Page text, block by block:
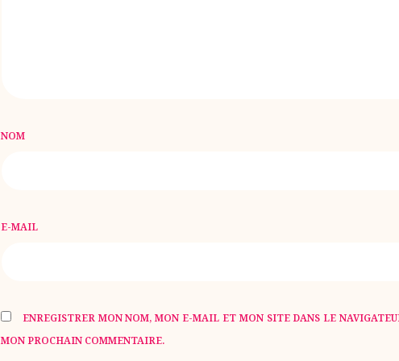
E-
ENREGISTRER MON NOM, MON E-MAIL ET MON SITE DANS LE
MON PROCHAIN COMMENTAIRE.